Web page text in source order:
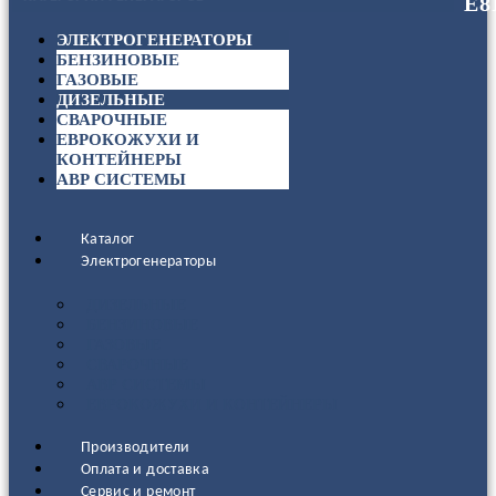
ЭЛЕКТРОГЕНЕРАТОРЫ
БЕНЗИНОВЫЕ
ГАЗОВЫЕ
ДИЗЕЛЬНЫЕ
СВАРОЧНЫЕ
ЕВРОКОЖУХИ И
КОНТЕЙНЕРЫ
АВР СИСТЕМЫ
Каталог
Электрогенераторы
Производители
Оплата и доставка
Сервис и ремонт